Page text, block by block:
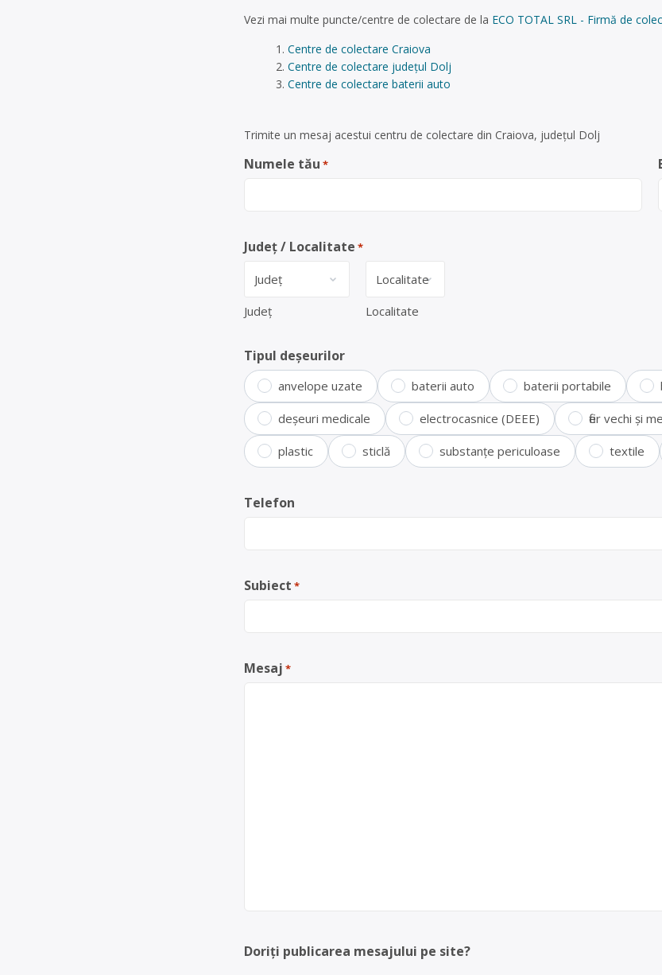
Vezi mai multe puncte/centre de colectare de la ECO TOTAL SRL - Firmă de
Centre de colectare Craiova
Centre de colectare județul Dolj
Centre de colectare baterii auto
Trimite un mesaj acestui centru de colectare din Craiova, județul Dolj
Numele tău *
Județ / Localitate *
Județ Localitate
Tipul deșeurilor
anvelope uzate baterii auto baterii portabile
deșeuri medicale electrocasnice (DEEE) fier vechi și
plastic sticlă substanțe periculoase textile
Telefon
Subiect *
Mesaj *
Doriți publicarea mesajului pe site?